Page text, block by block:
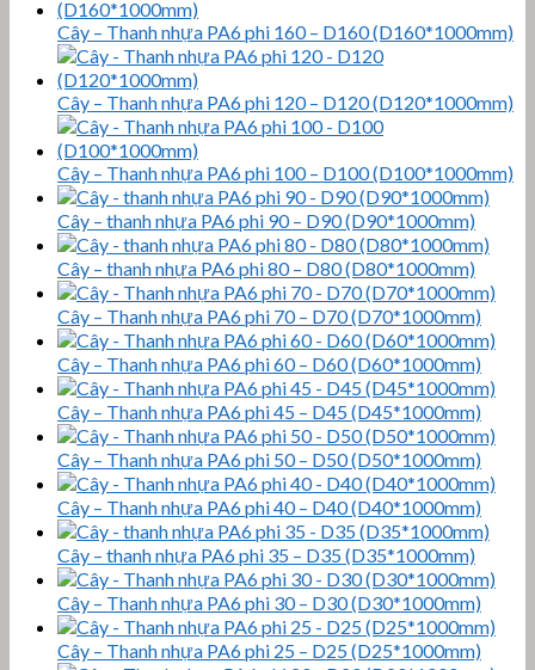
Cây – Thanh nhựa PA6 phi 160 – D160 (D160*1000mm)
Cây – Thanh nhựa PA6 phi 120 – D120 (D120*1000mm)
Cây – Thanh nhựa PA6 phi 100 – D100 (D100*1000mm)
Cây – thanh nhựa PA6 phi 90 – D90 (D90*1000mm)
Cây – thanh nhựa PA6 phi 80 – D80 (D80*1000mm)
Cây – Thanh nhựa PA6 phi 70 – D70 (D70*1000mm)
Cây – Thanh nhựa PA6 phi 60 – D60 (D60*1000mm)
Cây – Thanh nhựa PA6 phi 45 – D45 (D45*1000mm)
Cây – Thanh nhựa PA6 phi 50 – D50 (D50*1000mm)
Cây – Thanh nhựa PA6 phi 40 – D40 (D40*1000mm)
Cây – thanh nhựa PA6 phi 35 – D35 (D35*1000mm)
Cây – Thanh nhựa PA6 phi 30 – D30 (D30*1000mm)
Cây – Thanh nhựa PA6 phi 25 – D25 (D25*1000mm)